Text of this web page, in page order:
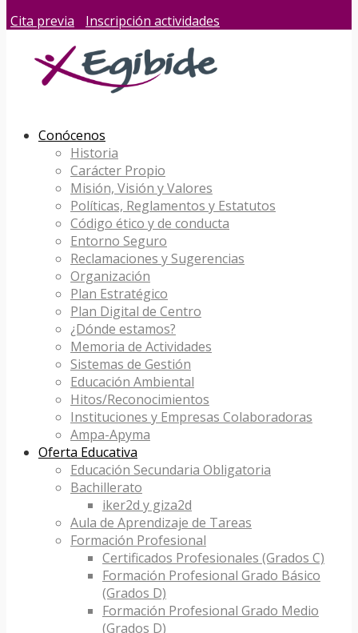
Cita previa
Inscripción actividades
Conócenos
Historia
Carácter Propio
Misión, Visión y Valores
Políticas, Reglamentos y Estatutos
Código ético y de conducta
Entorno Seguro
Reclamaciones y Sugerencias
Organización
Plan Estratégico
Plan Digital de Centro
¿Dónde estamos?
Memoria de Actividades
Sistemas de Gestión
Educación Ambiental
Hitos/Reconocimientos
Instituciones y Empresas Colaboradoras
Ampa-Apyma
Oferta Educativa
Educación Secundaria Obligatoria
Bachillerato
iker2d y giza2d
Aula de Aprendizaje de Tareas
Formación Profesional
Certificados Profesionales (Grados C)
Formación Profesional Grado Básico
(Grados D)
Formación Profesional Grado Medio
(Grados D)